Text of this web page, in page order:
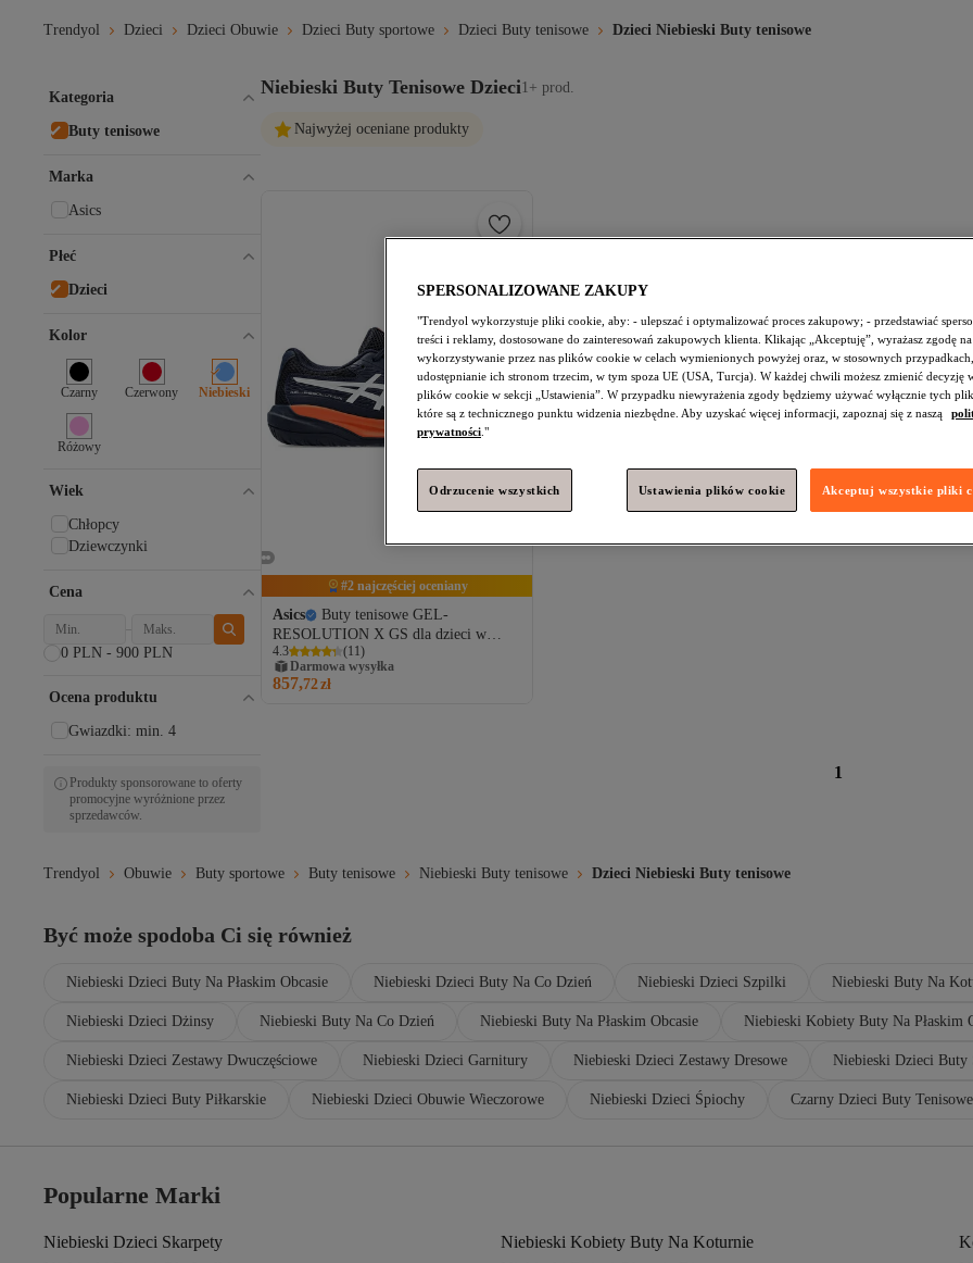
Trendyol Dzieci Dzieci Obuwie Dzieci Buty sportowe Dzieci Buty tenisowe Dzieci Niebieski Buty tenisowe
Niebieski Buty Tenisowe Dzieci1+ prod.
Najwyżej oceniane produkty
#2 najczęściej oceniany
Asics
Buty tenisowe GEL-
RESOLUTION X GS dla dzieci w
kolorze czarnym 1044A081-400
4.3 (11)
Darmowa wysyłka
857,72zł
1
Kategoria
Buty tenisowe
Marka
Asics
Płeć
Dzieci
Kolor
Czarny Czerwony Niebieski
Różowy
Wiek
Chłopcy
Dziewczynki
Cena
0 PLN - 900 PLN
Ocena produktu
Gwiazdki: min. 4
Produkty sponsorowane to oferty
promocyjne wyróżnione przez
sprzedawców.
Trendyol Obuwie Buty sportowe Buty tenisowe Niebieski Buty tenisowe Dzieci Niebieski Buty tenisowe
Być może spodoba Ci się również
Niebieski Dzieci Buty Na Płaskim Obcasie Niebieski Dzieci Buty Na Co Dzień Niebieski Dzieci Szpilki Niebieski Buty Na
Niebieski Dzieci Dżinsy Niebieski Buty Na Co Dzień Niebieski Buty Na Płaskim Obcasie Niebieski Kobiety Buty Na Płaskim
Niebieski Dzieci Zestawy Dwuczęściowe Niebieski Dzieci Garnitury Niebieski Dzieci Zestawy Dresowe Niebieski Dzieci Buty
Niebieski Dzieci Buty Piłkarskie Niebieski Dzieci Obuwie Wieczorowe Niebieski Dzieci Śpiochy Czarny Dzieci Buty Tenisowe
Popularne Marki
Niebieski Dzieci Skarpety Niebieski Kobiety Buty Na Koturnie
SPERSONALIZOWANE ZAKUPY
"Trendyol wykorzystuje pliki cookie, aby: - ulepszać i optymalizować proces zakupowy; - przedstawiać
treści i reklamy, dostosowane do zainteresowań zakupowych klienta. Klikając „Akceptuję”, wyrażasz zgodę na
wykorzystywanie przez nas plików cookie w celach wymienionych powyżej oraz, w stosownych
udostępnianie ich stronom trzecim, w tym spoza UE (USA, Turcja). W każdej chwili możesz zmienić decyzję
plików cookie w sekcji „Ustawienia”. W przypadku niewyrażenia zgody będziemy używać wyłącznie tych
które są z technicznego punktu widzenia niezbędne. Aby uzyskać więcej informacji, zapoznaj się z naszą
prywatności ."
Odrzucenie wszystkich Ustawienia plików cookie Akceptuj wszystkie pliki